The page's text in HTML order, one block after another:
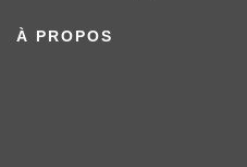
À PROPOS